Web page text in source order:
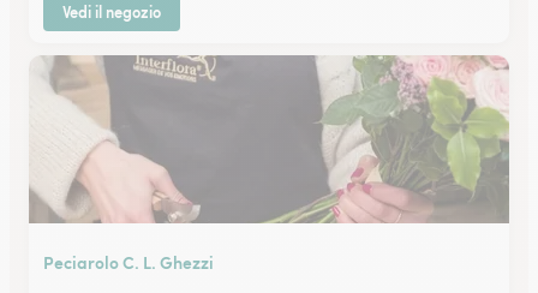
Vedi il negozio
Peciarolo C. L. Ghezzi